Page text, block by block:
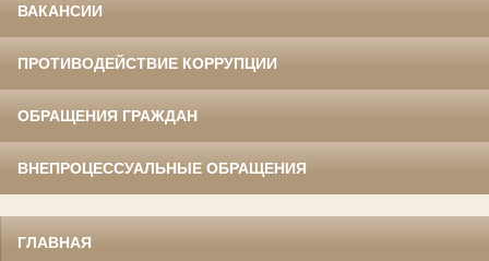
ВАКАНСИИ
ПРОТИВОДЕЙСТВИЕ КОРРУПЦИИ
ОБРАЩЕНИЯ ГРАЖДАН
ВНЕПРОЦЕССУАЛЬНЫЕ ОБРАЩЕНИЯ
ГЛАВНАЯ